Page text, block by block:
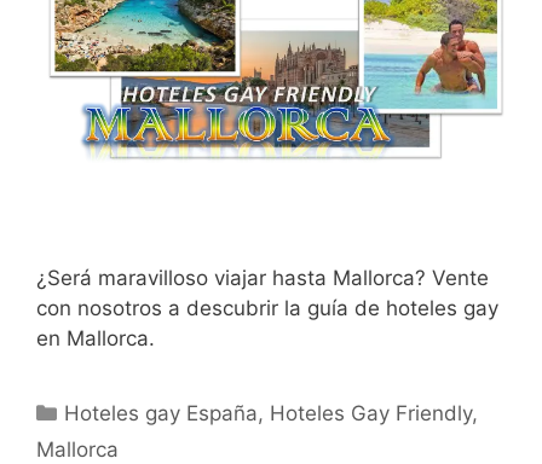
¿Será maravilloso viajar hasta Mallorca? Vente
con nosotros a descubrir la guía de hoteles gay
en Mallorca.
Categorías
Hoteles gay España, Hoteles Gay Friendly,
Mallorca